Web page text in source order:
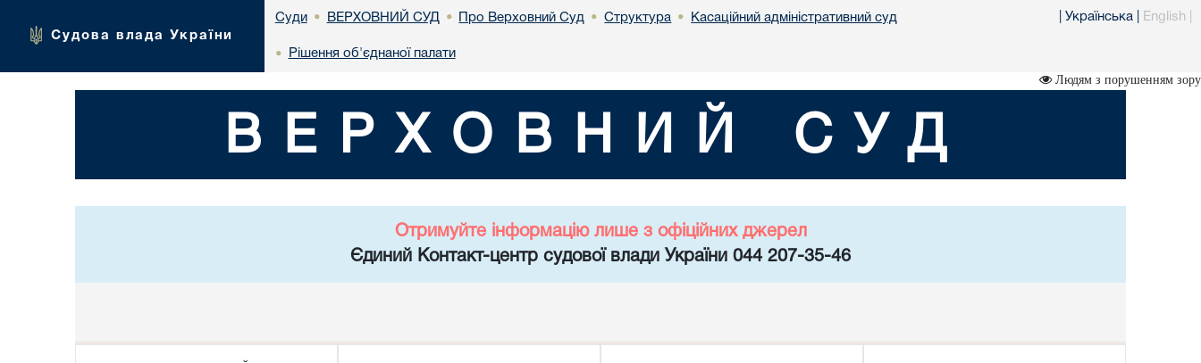
Судова влада України
Суди • ВЕРХОВНИЙ СУД • Про Верховний Суд • Структура • Касаційний адміністративний суд
• Рішення об'єднаної палати
Українська English
Людям з порушенням зору
ВЕРХОВНИЙ СУД
Отримуйте інформацію лише з офіційних джерел
Єдиний Контакт-центр судової влади України 044 207-35-46